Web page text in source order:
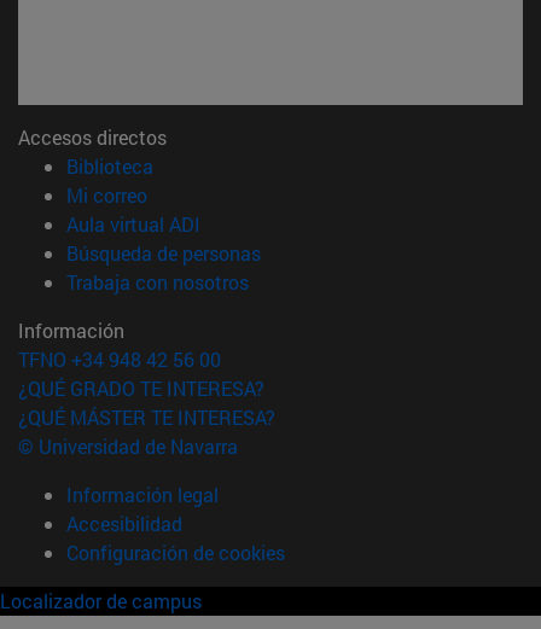
Accesos directos
Biblioteca
Mi correo(abre en nueva ventana)
Aula virtual ADI
Búsqueda de personas(abre en nueva ventana)
Trabaja con nosotros(abre en nueva ventana)
Información
TFNO +34 948 42 56 00
¿QUÉ GRADO TE INTERESA?
¿QUÉ MÁSTER TE INTERESA?
© Universidad de Navarra
Información legal
Accesibilidad
Configuración de cookies
Localizador de campus